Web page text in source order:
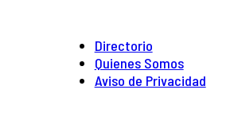
Directorio
Quienes Somos
Aviso de Privacidad